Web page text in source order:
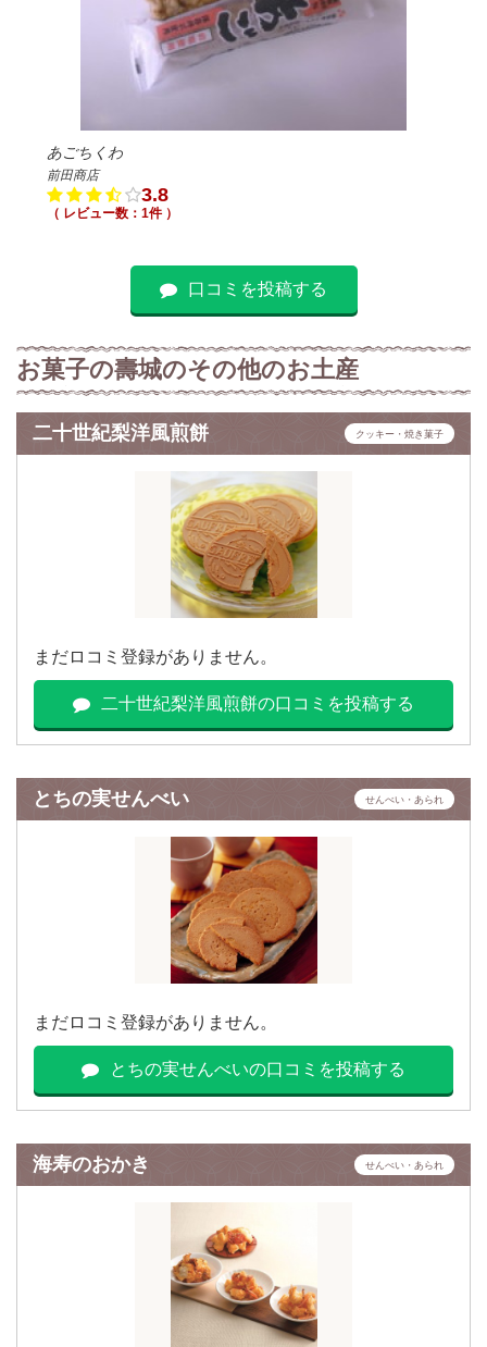
あごちくわ
前田商店
3.8
（ レビュー数：1件 ）
口コミを投稿する
お菓子の壽城のその他のお土産
二十世紀梨洋風煎餅 クッキー・焼き菓子
まだロコミ登録がありません。
二十世紀梨洋風煎餅の口コミを投稿する
とちの実せんべい せんべい・あられ
まだロコミ登録がありません。
とちの実せんべいの口コミを投稿する
海寿のおかき せんべい・あられ